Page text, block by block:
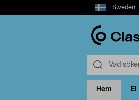
Select
market
Sweden
Hem El